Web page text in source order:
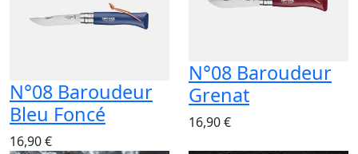
N°08 Baroudeur
Bleu Foncé
16,90 €
N°08 Baroudeur
Grenat
16,90 €